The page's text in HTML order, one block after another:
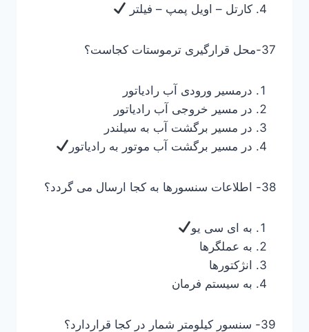
کارتل – اویل پمپ – فیلتر
37-محل قرارگیری ترموستات کجاست؟
درمسیر ورودی آب رادیاتور
در مسیر خروجی آب رادیاتور
در مسیر برگشت آب به سیلندر
در مسیر برگشت آب موتور به رادیاتور
38- اطلاعات سنسورها به کجا ارسال می گردد؟
به ای سی یو
به عملگرها
انژکتورها
به سیستم فرمان
39- سنسور کیلومتر شمار در کجا قراردارد؟